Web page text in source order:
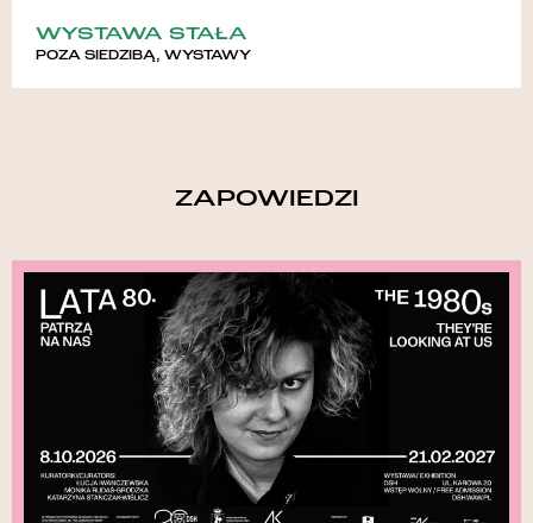
WYSTAWA STAŁA
POZA SIEDZIBĄ, WYSTAWY
ZAPOWIEDZI